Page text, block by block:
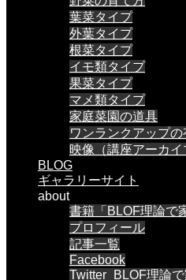
葉菜タイプ
外葉タイプ
根菜タイプ
イモ類タイプ
果菜タイプ
マメ類タイプ
家庭菜園の道具
ワンランクアップの
映像（講座アーカイ
BLOG
ギャラリーサイト
about
書籍「BLOF理論で
プロフィール
記事一覧
Facebook
Twitter_BLOF理論